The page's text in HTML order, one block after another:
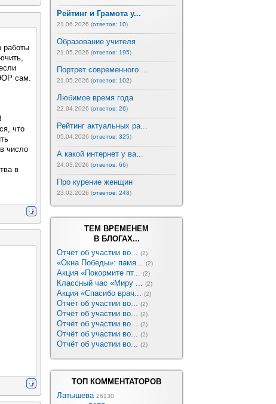
работы
сам.
что
число
в
Рейтинг и Грамота у...
21.06.2026 (ответов: 10)
Образование учителя
21.05.2026 (ответов: 195)
Портрет современного ...
21.05.2026 (ответов: 102)
Любимое время года
22.04.2026 (ответов: 26)
Рейтинг актуальных ра...
05.04.2026 (ответов: 325)
А какой интернет у ва...
24.03.2026 (ответов: 66)
Про курение женщин
23.02.2026 (ответов: 248)
ТЕМ ВРЕМЕНЕМ
В БЛОГАХ...
Отчёт об участии во... (2)
«Окна Победы»: памя... (2)
Акция «Покормите пт... (2)
Классный час «Миру ... (2)
Акция «Спасибо врач... (2)
Отчёт об участии во... (2)
Отчёт об участии во... (2)
Отчёт об участии во... (2)
Отчёт об участии во... (2)
Отчёт об участии во... (2)
ТОП КОММЕНТАТОРОВ
Латышева 26130